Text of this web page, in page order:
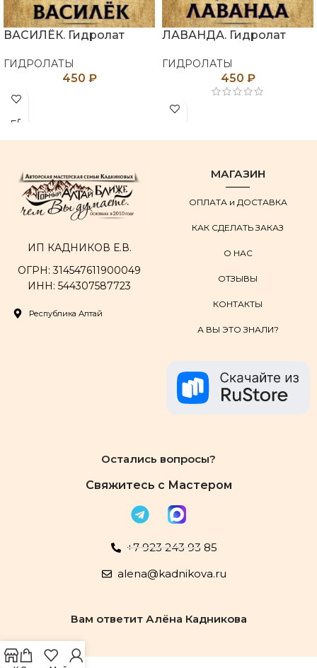
ВАСИЛЁК. Гидролат
ГИДРОЛАТЫ
450 ₽
ЛАВАНДА. Гидролат
ГИДРОЛАТЫ
450 ₽
ИП КАДНИКОВ Е.В.
ОГРН: 314547611900049
ИНН: 544307587723
Республика Алтай
МАГАЗИН
ОПЛАТА и ДОСТАВКА
КАК СДЕЛАТЬ ЗАКАЗ
О НАС
ОТЗЫВЫ
КОНТАКТЫ
А ВЫ ЭТО ЗНАЛИ?
Остались вопросы?
Свяжитесь с Мастером
+7 923 243 93 85
alena@kadnikova.ru
Вам ответит Алёна Кадникова